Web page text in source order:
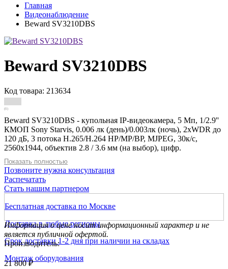
Главная
Видеонаблюдение
Beward SV3210DBS
Beward SV3210DBS
Код товара: 213634
(0)
Beward SV3210DBS - купольная IP-видеокамера, 5 Мп, 1/2.9''
КМОП Sony Starvis, 0.006 лк (день)/0.003лк (ночь), 2xWDR до
120 дБ, 3 потока H.265/Н.264 HP/MP/BP, MJPEG, 30к/с,
2560x1944, объектив 2.8 / 3.6 мм (на выбор), цифр.
стабилизация изображения, электромеханический ИК-фильтр,
ИК-подсветка (до 25м), PoE, microSDXC (до 128 ГБ), IK10,
IP67, от -40 до +50°С, встроенная видеоаналитика, поддержка
SIP-протокола
Показать полностью
Позвоните нужна консультация
Распечатать
Стать нашим партнером
Бесплатная доставка по Москве
Доставка в любые регионы
Срок доставки 1-2 дня при наличии на складах
Монтаж оборудования
Информация о цене носит информационный характер и не
является публичной офертой.
Производитель:
21 800 ₽